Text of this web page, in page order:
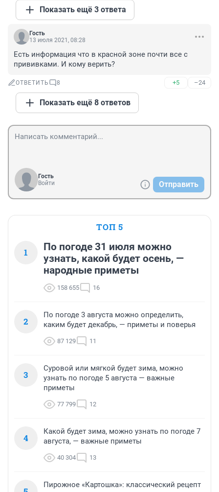
Показать ещё 3 ответа
Гость
13 июля 2021, 08:28
Есть информация что в красной зоне почти все с
прививками. И кому верить?
ОТВЕТИТЬ 8 +5 –24
Показать ещё 8 ответов
Гость
Войти
Отправить
ТОП 5
1
По погоде 31 июля можно
узнать, какой будет осень, —
народные приметы
158 655 16
2
По погоде 3 августа можно определить,
каким будет декабрь, — приметы и поверья
87 129 11
3
Суровой или мягкой будет зима, можно
узнать по погоде 5 августа — важные
приметы
77 799 12
4
Какой будет зима, можно узнать по погоде 7
августа, — важные приметы
40 304 13
Пирожное «Картошка»: классический рецепт